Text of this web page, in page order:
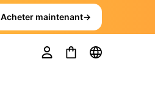
Acheter maintenant→